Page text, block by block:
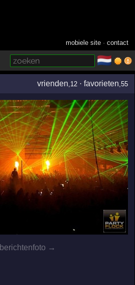
mobiele site ·contact
🇳🇱
vrienden ,12 ·favorieten ,55
berichtenfoto →